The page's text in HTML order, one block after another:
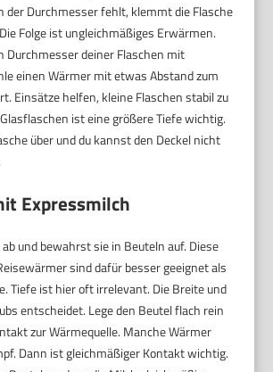
der Durchmesser fehlt, klemmt die Flasche
Folge ist ungleichmäßiges Erwärmen.
Durchmesser deiner Flaschen mit
einen Wärmer mit etwas Abstand zum
Einsätze helfen, kleine Flaschen stabil zu
ist eine größere Tiefe wichtig.
über und du kannst den Deckel nicht
Expressmilch
und bewahrst sie in Beuteln auf. Diese
sind dafür besser geeignet als
Tiefe ist hier oft irrelevant. Die Breite und
entscheidet. Lege den Beutel flach rein
zur Wärmequelle. Manche Wärmer
Dann ist gleichmäßiger Kontakt wichtig.